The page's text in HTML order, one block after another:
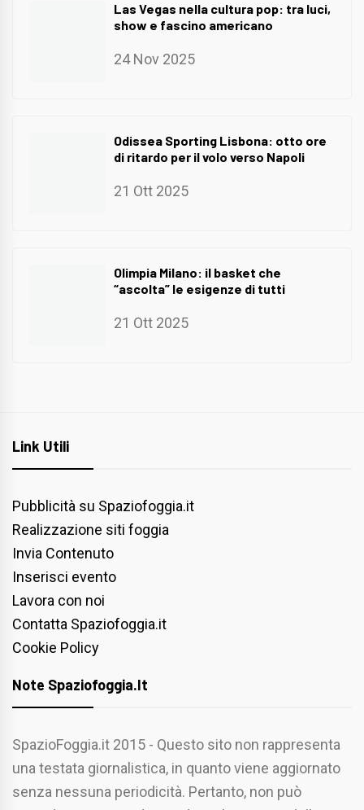
Las Vegas nella cultura pop: tra luci,
show e fascino americano
24 Nov 2025
Odissea Sporting Lisbona: otto ore
di ritardo per il volo verso Napoli
21 Ott 2025
Olimpia Milano: il basket che
“ascolta” le esigenze di tutti
21 Ott 2025
Link Utili
Pubblicità su Spaziofoggia.it
Realizzazione siti foggia
Invia Contenuto
Inserisci evento
Lavora con noi
Contatta Spaziofoggia.it
Cookie Policy
Note Spaziofoggia.it
SpazioFoggia.it 2015 - Questo sito non rappresenta
una testata giornalistica, in quanto viene aggiornato
senza nessuna periodicità. Pertanto, non può